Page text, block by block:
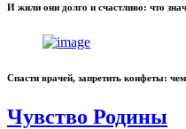
И жили они долго и счастливо: что
Спасти врачей, запретить конфеты:
Чувство Родины